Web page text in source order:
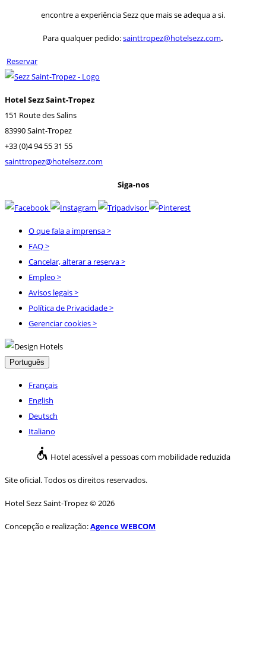
encontre a experiência Sezz que mais se adequa a si.
Para qualquer pedido:sainttropez@hotelsezz.com.
Reservar
Hotel Sezz Saint-Tropez
151 Route des Salins
83990 Saint-Tropez
+33 (0)4 94 55 31 55
sainttropez@hotelsezz.com
Siga-nos
O que fala a imprensa>
FAQ>
Cancelar, alterar a reserva>
Empleo >
Avisos legais>
Política de Privacidade>
Gerenciar cookies >
Português
Français
English
Deutsch
Italiano
Hotel acessível a pessoas com mobilidade reduzida
Site oficial. Todos os direitos reservados.
Hotel Sezz Saint-Tropez © 2026
Concepção e realização:Agence WEBCOM